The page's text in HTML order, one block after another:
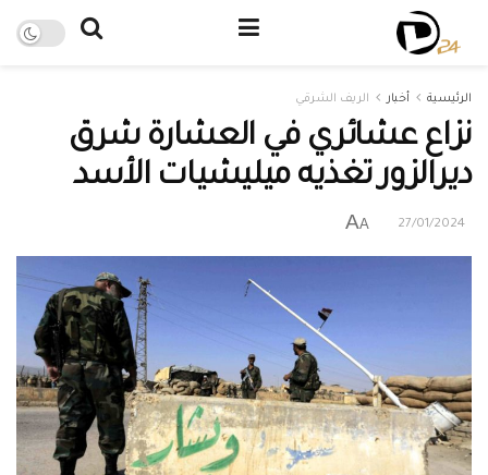
الرئيسية أخبار الريف الشرقي
نزاع عشائري في العشارة شرق
ديرالزور تغذيه ميليشيات الأسد
27/01/2024
A
A